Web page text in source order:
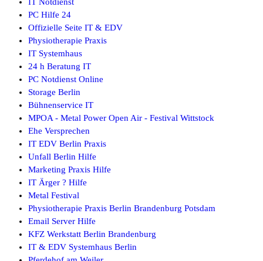
IT Notdienst
PC Hilfe 24
Offizielle Seite IT & EDV
Physiotherapie Praxis
IT Systemhaus
24 h Beratung IT
PC Notdienst Online
Storage Berlin
Bühnenservice IT
MPOA - Metal Power Open Air - Festival Wittstock
Ehe Versprechen
IT EDV Berlin Praxis
Unfall Berlin Hilfe
Marketing Praxis Hilfe
IT Ärger ? Hilfe
Metal Festival
Physiotherapie Praxis Berlin Brandenburg Potsdam
Email Server Hilfe
KFZ Werkstatt Berlin Brandenburg
IT & EDV Systemhaus Berlin